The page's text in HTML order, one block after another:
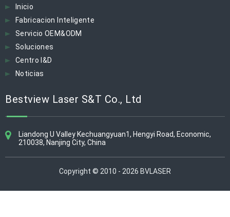
Inicio
Fabricacion Inteligente
Servicio OEM&ODM
Soluciones
Centro I&D
Noticias
Bestview Laser S&T Co., Ltd​​​​​​​​​​​​​​
Liandong U Valley Kechuangyuan1, Hengyi Road, Economic,
210038, Nanjing City, China
Copyright © 2010 - 2026 BVLASER